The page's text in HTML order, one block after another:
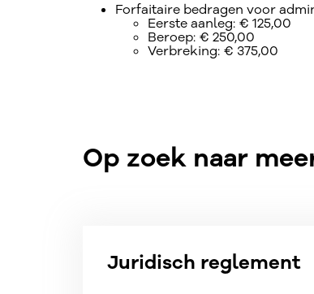
Forfaitaire bedragen voor
Eerste aanleg: € 125,00
Beroep: € 250,00
Verbreking: € 375,00
Op zoek naar
Juridisch reglement